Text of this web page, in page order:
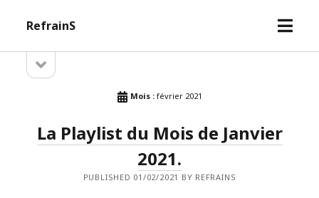
RefrainS
open
Sidebarsidebar
Mois : février 2021
La Playlist du Mois de Janvier
2021.
PUBLISHED 01/02/2021 BY REFRAINS